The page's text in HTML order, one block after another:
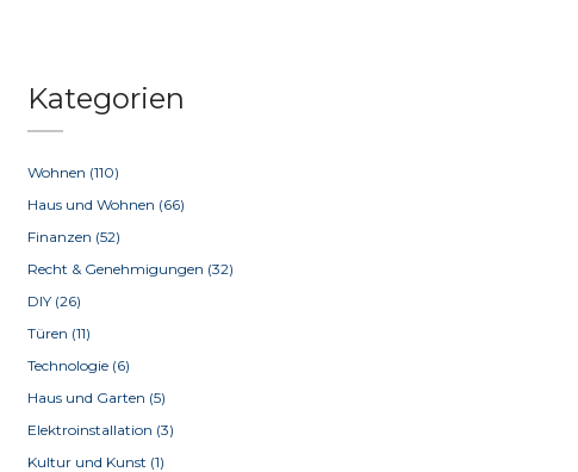
Kategorien
Wohnen (110)
Haus und Wohnen (66)
Finanzen (52)
Recht & Genehmigungen (32)
DIY (26)
Türen (11)
Technologie (6)
Haus und Garten (5)
Elektroinstallation (3)
Kultur und Kunst (1)